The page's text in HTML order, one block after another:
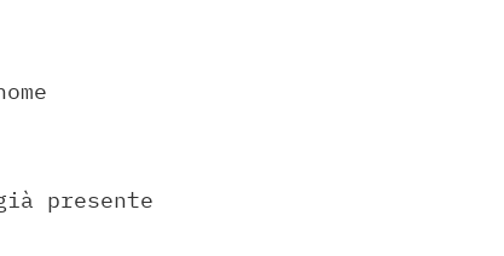
presente